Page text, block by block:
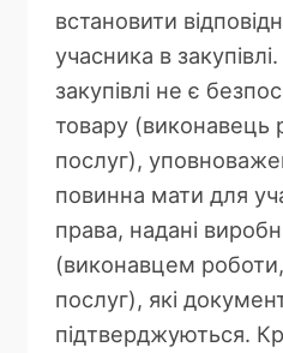
встановити
учасника в
закупівлі не є
товару (виконавець
послуг),
повинна мати для
права, надані
(виконавцем
послуг), які
підтверджуються.